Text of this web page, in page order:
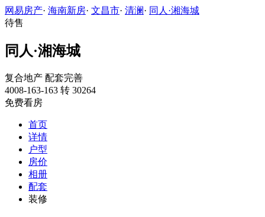
网易房产· 海南新房· 文昌市· 清澜· 同人·湘海城
待售
同人·湘海城
复合地产 配套完善
4008-163-163 转 30264
免费看房
首页
详情
户型
房价
相册
配套
装修